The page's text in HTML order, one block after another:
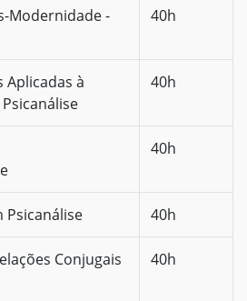
Modernidade -
40h
Aplicadas à
40h
40h
Psicanálise 40h
Conjugais
40h